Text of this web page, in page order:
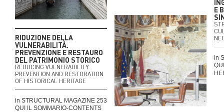
E
in
RIDUZIONE DELLA
VULNERABILITÀ.
PREVENZIONE E RESTAURO
DEL PATRIMONIO STORICO
REDUCING VULNERABILITY:
PREVENTION AND RESTORATION
OF HISTORICAL HERITAGE
in STRUCTURAL MAGAZINE 253
QUI IL SOMMARIO-CONTENTS